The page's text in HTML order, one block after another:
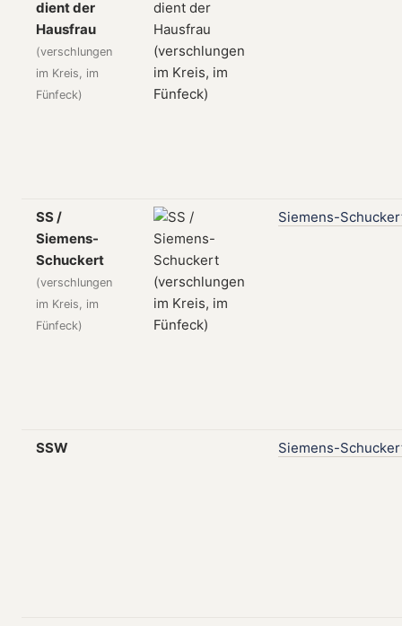
dient der
Hausfrau
(verschlungen
im Kreis, im
Fünfeck)
SS /
Siemens-
Schuckert
(verschlungen
im Kreis, im
Fünfeck)
Siemens-
SSW Siemens-